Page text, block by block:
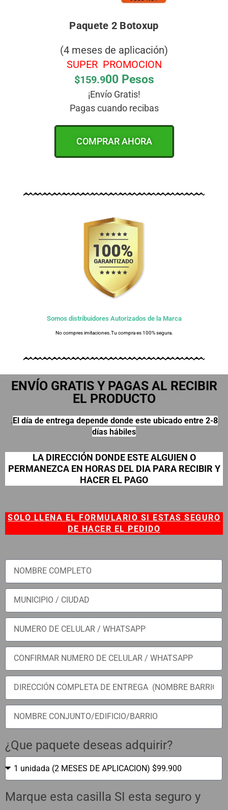
Paquete 2 Botoxup
(4 meses de aplicación)
SUPER PROMOCION
$159.900 Pesos
¡Envío Gratis!
Pagas cuando recibas
COMPRAR AHORA
Somos distribuidores Autorizados de la Marca
No compres imitaciones.Tu compra es 100% segura.
ENVÍO GRATIS Y PAGAS AL RECIBIR
EL PRODUCTO
.El día de entrega depende donde este ubicado entre 2-8
días hábiles
LA DIRECCIÓN DONDE ESTE ALGUIEN O
PERMANEZCA EN HORAS DEL DIA PARA RECIBIR Y
HACER EL PAGO
SOLO LLENA EL FORMULARIO SI ESTAS SEGURO
DE HACER EL PEDIDO
¿Que paquete deseas adquirir?
Marque esta casilla SI esta seguro y